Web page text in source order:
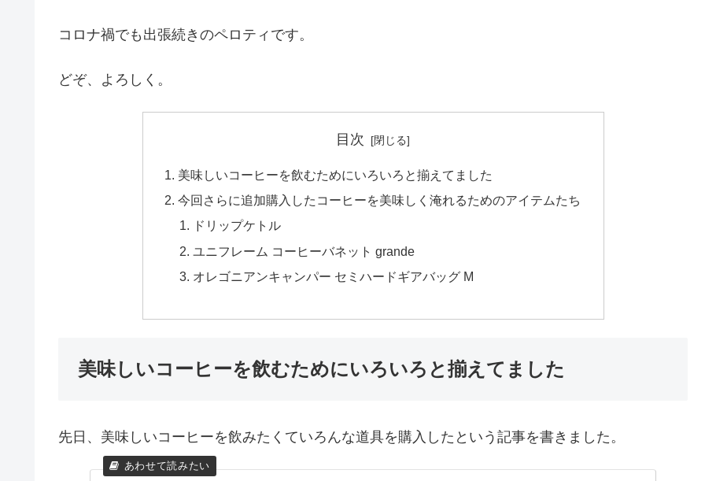
コロナ禍でも出張続きのペロティです。
どぞ、よろしく。
目次
美味しいコーヒーを飲むためにいろいろと揃えてました
今回さらに追加購入したコーヒーを美味しく淹れるためのアイテムたち
ドリップケトル
ユニフレーム コーヒーバネット grande
オレゴニアンキャンパー セミハードギアバッグ M
美味しいコーヒーを飲むためにいろいろと揃えてました
先日、美味しいコーヒーを飲みたくていろんな道具を購入したという記事を書きました。